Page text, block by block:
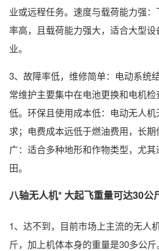
业或远程任务。速度与载荷能力强
率高，且载荷能力强大，适合大型
业。
3、故障率低，维修简单：电动系统
常维护主要集中在电池更换和电机
低。环保且使用成本低：电动无人
求；电费成本远低于燃油费用，长
广：适合多种地形和作物类型，尤
田。
八轴无人机* 大起飞重量可达30公
1、达不到，目前市场上主流的无人
斤，加上机体本身的重量是30多公